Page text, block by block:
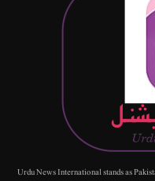
"Urdu News International stands as